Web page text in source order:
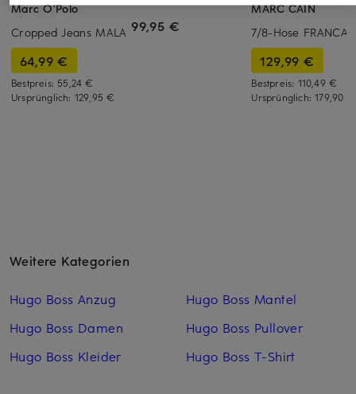
Marc O'Polo
Cropped Jeans MALA
64,99 €
Bestpreis: 55,24 €
Ursprünglich: 129,95 €
99,95 €
MARC CAIN
7/8-Hose FRANCA
129,99 €
Bestpreis: 110,49 €
Ursprünglich:179,90 €
Weitere Kategorien
Hugo Boss Anzug
Hugo Boss Damen
Hugo Boss Kleider
Hugo Boss Mantel
Hugo Boss Pullover
Hugo Boss T-Shirt